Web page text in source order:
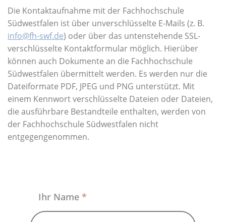
Karriere
Über uns
Die Kontaktaufnahme mit der Fachhochschule
Südwestfalen ist über unverschlüsselte E-Mails (z. B.
info@fh-swf.de) oder über das untenstehende SSL-
verschlüsselte Kontaktformular möglich. Hierüber
können auch Dokumente an die Fachhochschule
Südwestfalen übermittelt werden. Es werden nur die
Dateiformate PDF, JPEG und PNG unterstützt. Mit
einem Kennwort verschlüsselte Dateien oder Dateien,
die ausführbare Bestandteile enthalten, werden von
der Fachhochschule Südwestfalen nicht
entgegengenommen.